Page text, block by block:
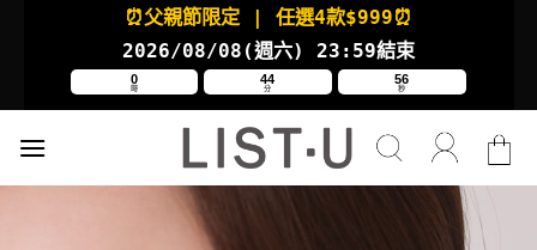
⏰父親節限定 | 任選4款$999⏰
2026/08/08(週六) 23:59結束
0
時
44
分
55
秒